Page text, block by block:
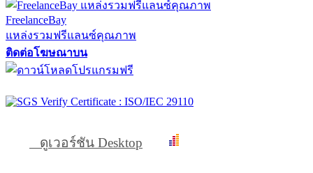
FreelanceBay
แหล่งรวมฟรีแลนซ์คุณภาพ
ติดต่อโฆษณาบน
ดูเวอร์ชัน Desktop